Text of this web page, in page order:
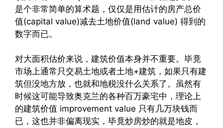
是个非常简单的算术题，仅仅是用估计的房产总价
值(capital value)减去土地价值(land value) 得到的
数字而已。
对大面积估价来说，建筑价值本身并不重要。毕竟
市场上通常只交易土地或者土地+建筑，如果只有建
筑但没地方放，也就和地税没什么关系了。虽然有
时候这可能导致奥克兰的各种百万豪宅中，理论上
的建筑价值 improvement value 只有几万块钱而
已，这也并非偏离现实，毕竟炒房炒的就是地皮，